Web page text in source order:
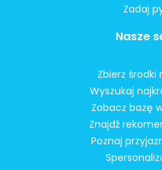
Zadaj
Nasze
Zbierz środki
Wyszukaj
Zobacz bazę
Znajdź
Poznaj